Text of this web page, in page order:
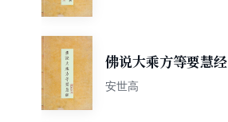
佛说大乘方等要慧经
安世高